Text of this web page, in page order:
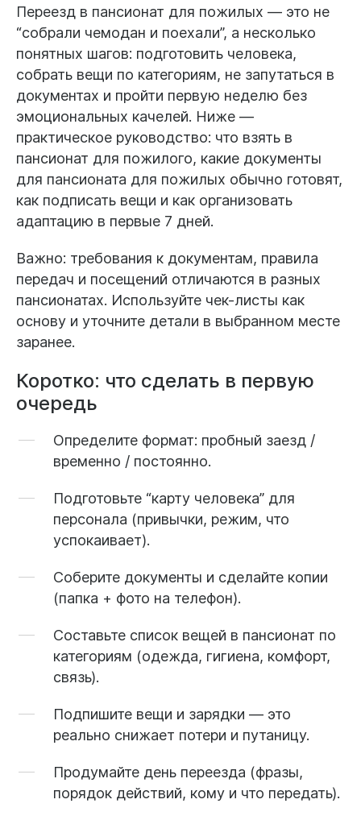
Переезд в пансионат для пожилых — это не
“собрали чемодан и поехали”, а несколько
понятных шагов: подготовить человека,
собрать вещи по категориям, не запутаться в
документах и пройти первую неделю без
эмоциональных качелей. Ниже —
практическое руководство: что взять в
пансионат для пожилого, какие документы
для пансионата для пожилых обычно готовят,
как подписать вещи и как организовать
адаптацию в первые 7 дней.
Важно: требования к документам, правила
передач и посещений отличаются в разных
пансионатах. Используйте чек-листы как
основу и уточните детали в выбранном месте
заранее.
Коротко: что сделать в первую
очередь
Определите формат: пробный заезд /
временно / постоянно.
Подготовьте “карту человека” для
персонала (привычки, режим, что
успокаивает).
Соберите документы и сделайте копии
(папка + фото на телефон).
Составьте список вещей в пансионат по
категориям (одежда, гигиена, комфорт,
связь).
Подпишите вещи и зарядки — это
реально снижает потери и путаницу.
Продумайте день переезда (фразы,
порядок действий, кому и что передать).